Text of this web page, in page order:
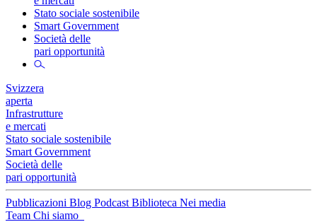
Stato sociale sostenibile
Smart Government
Società delle
pari opportunità
Svizzera
aperta
Infrastrutture
e mercati
Stato sociale sostenibile
Smart Government
Società delle
pari opportunità
Pubblicazioni Blog Podcast Biblioteca Nei media
Team Chi siamo